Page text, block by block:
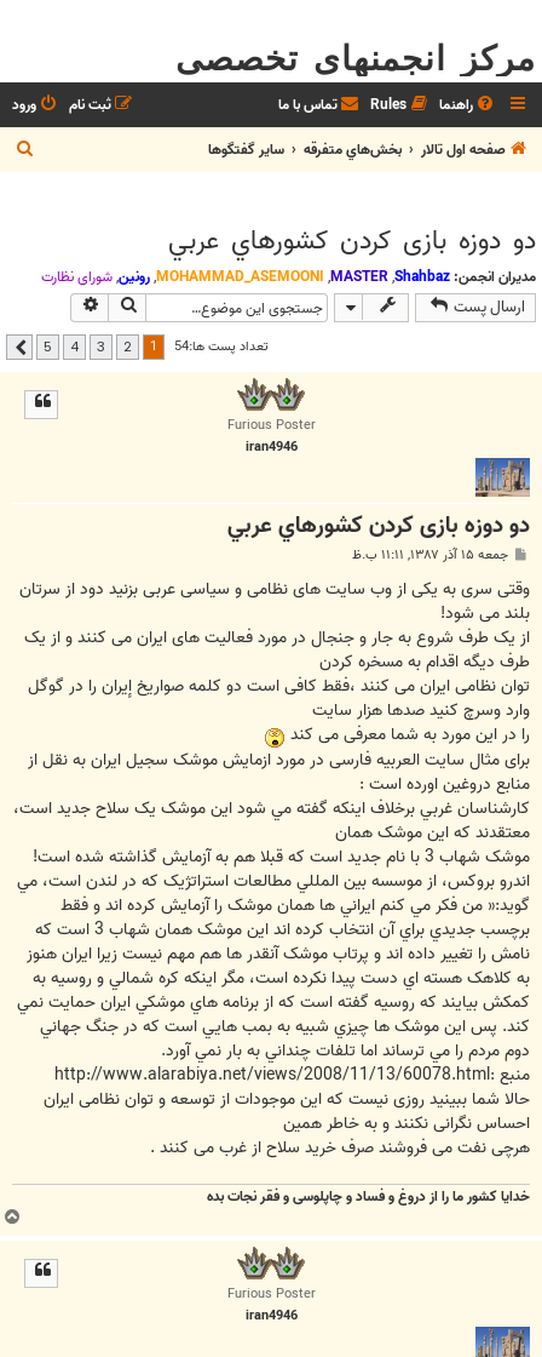
مرکز انجمنهای تخصصی
راهنما Rules تماس با ما ورود
ثبت نام
صفحه اول تالار
بخش‌‌هاي متفرقه ساير گفتگوها
ج
س
دو دوزه بازی کردن کشورهاي عربي
مدیران انجمن: Shahbaz
,
MASTER
,
MOHAMMAD_ASEMOONI
,رونین,شوراي نظارت
ارسال پست جستجو
تعداد پست ها:54 2
3
4
5 بعدی
Furious Poster
iran4946
دو دوزه بازی کردن کشورهاي عربي
پ
ت
جمعه ۱۵ آذر ۱۳۸۷, ۱۱:۱۱ ب.ظ
وقتی سری به یکی از وب سایت های نظامی و سیاسی عربی بزنید دود از سرتان
بلند می شود!
از یک طرف شروع به جار و جنجال در مورد فعالیت های ایران می کنند و از یک
طرف دیگه اقدام به مسخره کردن
توان نظامی ایران می کنند ،فقط کافی است دو کلمه صواريخ إيران را در گوگل
وارد وسرچ کنید صدها هزار سایت
را در این مورد به شما معرفی می کند
برای مثال سایت العربیه فارسی در مورد ازمایش موشک سجیل ایران به نقل از
منابع دروغین اورده است :
کارشناسان غربي برخلاف اینکه گفته مي شود این موشک یک سلاح جدید است،
معتقدند که این موشک همان
موشک شهاب 3 با نام جدید است که قبلا هم به آزمایش گذاشته شده است!
اندرو بروکس، از موسسه بین المللي مطالعات استراتژیک که در لندن است، مي
گوید:« من فکر مي کنم ایراني ها همان ‏موشک را آزمایش کرده اند و فقط
برچسب جدیدي براي آن انتخاب کرده اند این موشک همان شهاب 3 است که
نامش ‏را تغییر داده اند و پرتاب موشک آنقدر ها هم مهم نیست زیرا ایران هنوز
به کلاهک هسته اي دست پیدا ‏نکرده است، مگر اینکه کره شمالي و روسیه به
کمکش بیایند که روسیه گفته است که از برنامه هاي موشکي ایران ‏حمایت نمي
کند. پس این موشک ها چیزي شبیه به بمب هایي است که در جنگ جهاني
دوم مردم را مي ترساند اما تلفات ‏چنداني به بار نمي آورد.
منبع :http://www.alarabiya.net/views/2008/11/13/60078.html
حالا شما ببینید روزی نیست که این موجودات از توسعه و توان نظامی ایران
احساس نگرانی نکنند و به خاطر همین
هرچی نفت می فروشند صرف خرید سلاح از غرب می کنند .
خدایا کشور ما را از دروغ و فساد و چاپلوسی و فقر نجات بده
ب
ا
Furious Poster
iran4946